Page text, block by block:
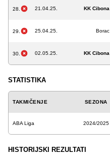
28. 21.04.25. KK Cibona
29. 25.04.25. Borac
30. 02.05.25. KK Cibona
STATISTIKA
TAKMIČENJE SEZONA
ABA Liga 2024/2025
HISTORIJSKI REZULTATI